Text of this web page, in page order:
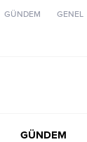
GÜNDEM GENEL
GÜNDEM